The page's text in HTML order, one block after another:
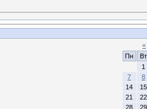
«
Пн
Вт
1
7
8
14
15
21
22
28
29